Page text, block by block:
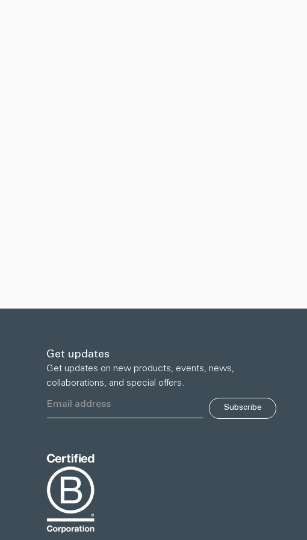
Get updates
Get updates on new products, events, news,
collaborations, and special offers.
Subscribe